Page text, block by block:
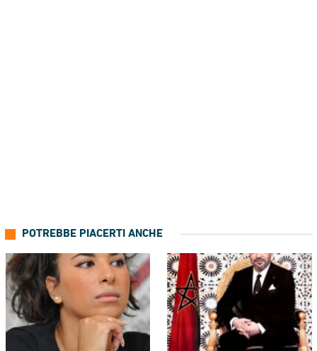
POTREBBE PIACERTI ANCHE